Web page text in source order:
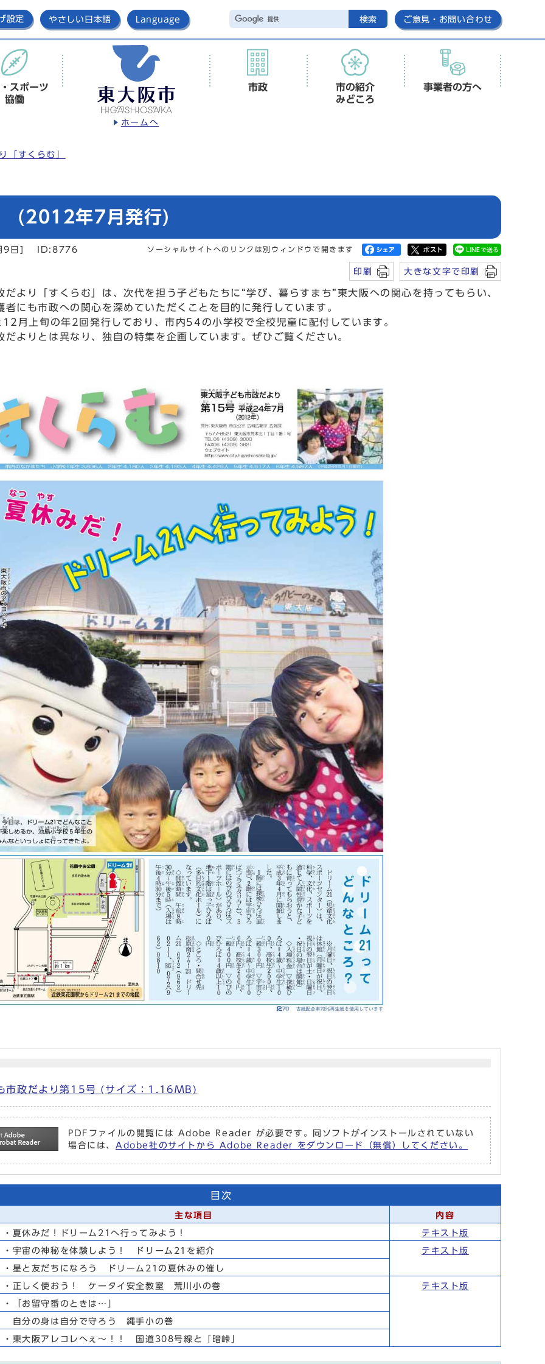
設定 やさしい日本語 Language 検索 ご意見・お問い合わせ
ホームへ
スポーツ
協働
市政
市の紹介
みどころ
事業者の方へ
「すくらむ」
(2012年7月発行)
日] ID:8776 ソーシャルサイトへのリンクは別ウィンドウで開きます
印刷 大きな文字で印刷
より「すくらむ」は、次代を担う子どもたちに“学び、暮らすまち”東大阪への関心を持ってもらい、
者にも市政への関心を深めていただくことを目的に発行しています。
月上旬の年2回発行しており、市内54の小学校で全校児童に配付しています。
よりとは異なり、独自の特集を企画しています。ぜひご覧ください。
市政だより第15号 (サイズ：1.16MB)
PDFファイルの閲覧には Adobe Reader が必要です。同ソフトがインストールされていない
場合には、 Adobe社のサイトから Adobe Reader をダウンロード（無償）してください。
目次
主な項目 内容
・夏休みだ！ドリーム21へ行ってみよう！ テキスト版
・宇宙の神秘を体験しよう！ ドリーム21を紹介 テキスト版
・星と友だちになろう ドリーム21の夏休みの催し
・正しく使おう！ ケータイ安全教室 荒川小の巻 テキスト版
・「お留守番のときは…」
自分の身は自分で守ろう 縄手小の巻
・東大阪アレコレへぇ～！！ 国道308号線と「暗峠」